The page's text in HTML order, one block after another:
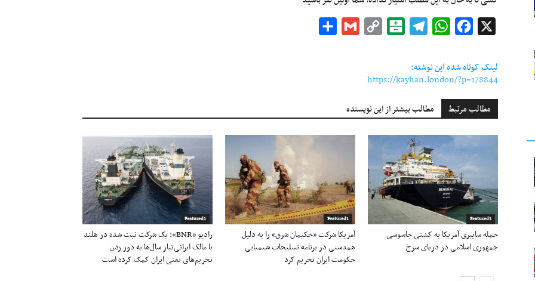
Facebook
WhatsApp
Telegram
Balatarin
Copy
Gmail
لینک کوتاه شده این نوشته:
https://kayhan.london/?p=178844
مطالب مرتبط مطالب بیشتر از این نویسنده
Featured1
رادیو «BNR»: یک شرکت ثبت شده در هلند
با مالک ایرانی‌تبار سال‌ها به دور زدن
تحریم‌های نفتی ایران کمک کرده است
Featured1
آمریکا شرکت «حکیمان شرق» را به دلیل
همدستی در برنامه تسلیحات شیمیایی
حکومت ایران تحریم کرد
Featured1
حمله سایبری آمریکا به کشتی جاسوسی
جمهوری اسلامی در دریای سرخ